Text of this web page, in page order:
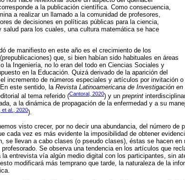
a la publicación científica. Como consecuencia,
a realizar un llamado a la comunidad de profesores,
de decisiones en políticas públicas para la ciencia,
salud para los cuales, una cultura matemática se hace
de manifiesto en este año es el crecimiento de los
(prepublicaciones) que, si bien habían sido habituales en áreas
la Ingeniería, no lo eran del todo en Ciencias Sociales y
en la Educación. Quizá derivado de la aparición del
incremento de números especiales y artículos por invitación
este sentido, la Revista Latinoamericana de Investigación
al tema referido (Cantoral, 2020) y un preprint
a la dinámica de propagación de la enfermedad y a su
et al., 2020).
visto crecer, por no decir una abundancia, del número de
cada vez es más evidente la imposibilidad de obtener
se llevan a cabo clases (o pseudo clases), éstas se hacen en
Se observa una tendencia en los artículos que
la entrevista vía algún medio digital con los participantes, sin
modificará más temprano que tarde, la naturaleza de la